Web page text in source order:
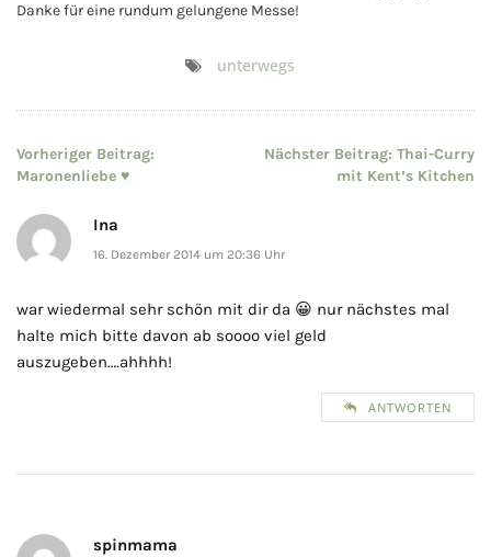
Danke für eine rundum gelungene Messe!
unterwegs
Beitragsnavigation
Vorheriger Beitrag:
Maronenliebe ♥
Nächster Beitrag: Thai-Curry
mit Kent’s Kitchen
Ina
16. Dezember 2014 um 20:36 Uhr
war wiedermal sehr schön mit dir da 😀 nur nächstes mal
halte mich bitte davon ab soooo viel geld
auszugeben….ahhhh!
ANTWORTEN
spinmama